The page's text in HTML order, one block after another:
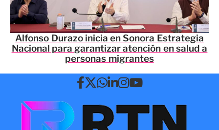
Alfonso Durazo inicia en Sonora Estrategia
Nacional para garantizar atención en salud a
personas migrantes